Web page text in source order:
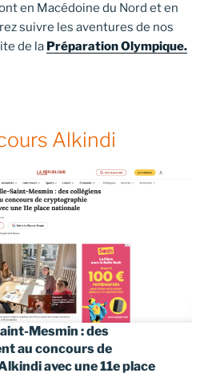
en Macédoine du Nord et en
suivre les aventures de nos
de la Préparation Olympique.
Alkindi
Mesmin : des
au concours de
avec une 11e place